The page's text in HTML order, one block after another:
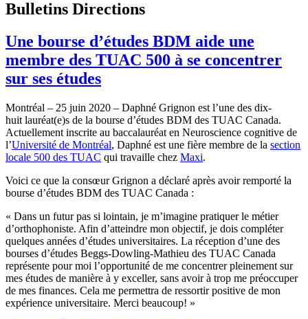
Bulletins Directions
Une bourse d’études BDM aide une
membre des TUAC 500 à se concentrer
sur ses études
Montréal – 25 juin 2020 – Daphné Grignon est l’une des dix-
huit lauréat(e)s de la bourse d’études BDM des TUAC Canada.
Actuellement inscrite au baccalauréat en Neuroscience cognitive de
l’Université de Montréal, Daphné est une fière membre de la section
locale 500 des TUAC qui travaille chez Maxi.
Voici ce que la consœur Grignon a déclaré après avoir remporté la
bourse d’études BDM des TUAC Canada :
« Dans un futur pas si lointain, je m’imagine pratiquer le métier
d’orthophoniste. Afin d’atteindre mon objectif, je dois compléter
quelques années d’études universitaires. La réception d’une des
bourses d’études Beggs-Dowling-Mathieu des TUAC Canada
représente pour moi l’opportunité de me concentrer pleinement sur
mes études de manière à y exceller, sans avoir à trop me préoccuper
de mes finances. Cela me permettra de ressortir positive de mon
expérience universitaire. Merci beaucoup! »